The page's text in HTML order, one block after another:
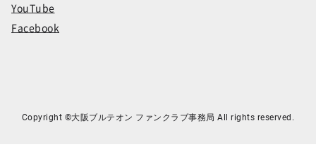
YouTube
Facebook
Copyright ©大阪ブルテオン ファンクラブ事務局 All rights reserved.